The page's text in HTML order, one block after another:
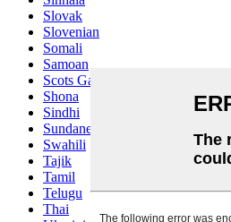
Slovak
Slovenian
Somali
Samoan
Scots Gaelic
Shona
Sindhi
Sundanese
Swahili
Tajik
Tamil
Telugu
Thai